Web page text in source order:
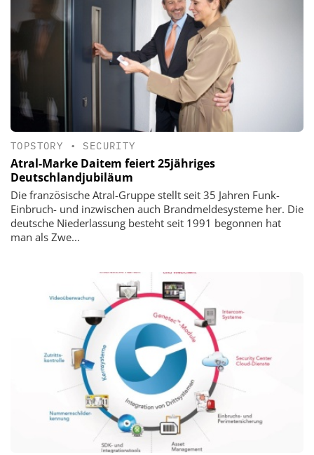
TOPSTORY • SECURITY
Atral-Marke Daitem feiert 25jähriges
Deutschlandjubiläum
Die französische Atral-Gruppe stellt seit 35 Jahren Funk-
Einbruch- und inzwischen auch Brandmeldesysteme her. Die
deutsche Niederlassung besteht seit 1991 begonnen hat
man als Zwe...